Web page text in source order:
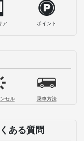
ア ポイント
セル 乗車方法
ある質問